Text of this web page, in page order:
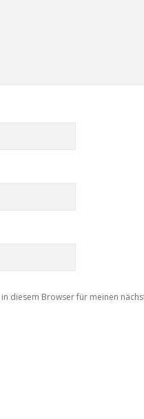
diesem Browser für meinen